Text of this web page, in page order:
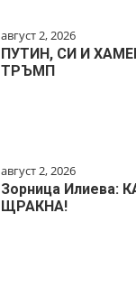
август 2, 2026
ПУТИН, СИ И
ТРЪМП
август 2, 2026
Зорница Илиева:
ЩРАКНА!